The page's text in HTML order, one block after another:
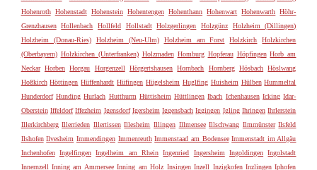
Hohenroth Hohenstadt Hohenstein Hohentengen Hohenthann Hohenwart Hohenwarth Höhr-
Grenzhausen
Hollenbach Hollfeld Hollstadt Holzgerlingen Holzgünz
Holzheim (Dillingen)
Holzheim (Donau-Ries)
Holzheim (Neu-Ulm) Holzheim am Forst Holzkirch
Holzkirchen
(Oberbayern) Holzkirchen (Unterfranken) Holzmaden Homburg Hopferau Höpfingen Horb am
Neckar Horben Horgau Horgenzell Hörgertshausen Hornbach Hornberg Hösbach Höslwang
Hoßkirch Höttingen Hüffenhardt Hüfingen Hügelsheim Huglfing Huisheim Hülben Hummeltal
Hunderdorf Hunding Hurlach Hutthurm Hüttisheim Hüttlingen Ibach Ichenhausen Icking Idar-
Oberstein Iffeldorf Iffezheim Igensdorf Igersheim Iggensbach Iggingen Igling Ihringen Ihrlerstein
Illerkirchberg Illerrieden Illertissen Illesheim Illingen Illmensee Illschwang Ilmmünster Ilsfeld
Ilshofen Ilvesheim Immendingen Immenreuth Immenstaad am Bodensee Immenstadt im Allgäu
Inchenhofen Ingelfingen Ingelheim am Rhein Ingenried Ingersheim Ingoldingen Ingolstadt
Innernzell Inning am Ammersee Inning am Holz Insingen Inzell Inzigkofen Inzlingen Iphofen